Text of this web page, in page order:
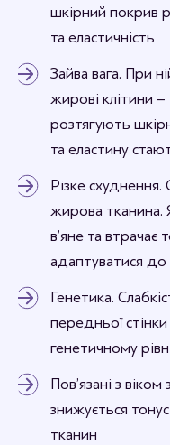
шкірний покрив
та еластичність
Зайва вага. При
жирові клітини
розтягують
та еластину
Різке
жирова тканина.
в’яне та втрачає
адаптуватися до
Генетика.
передньої
генетичному
Пов’язані з
знижується
тканин